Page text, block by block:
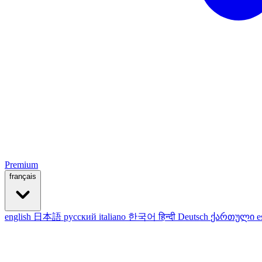
Premium
français
english 日本語 русский italiano 한국어हिन्दी Deutsch ქართული